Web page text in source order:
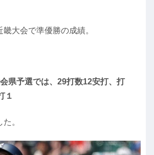
大会で準優勝の成績。
県予選では、29打数12安打、打
１
。